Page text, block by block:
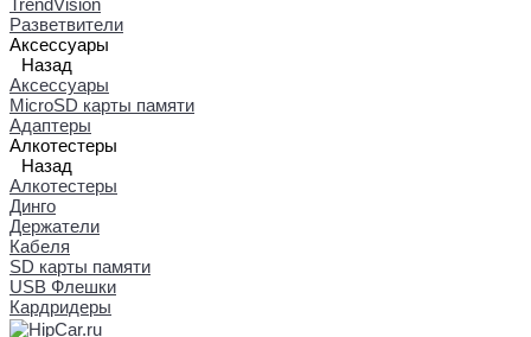
TrendVision
Разветвители
Аксессуары
Назад
Аксессуары
MicroSD карты памяти
Адаптеры
Алкотестеры
Назад
Алкотестеры
Динго
Держатели
Кабеля
SD карты памяти
USB Флешки
Кардридеры